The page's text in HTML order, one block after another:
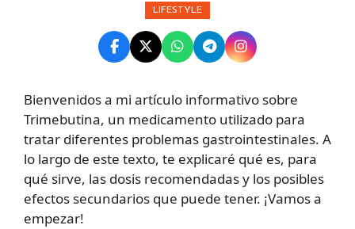
LIFESTYLE
Bienvenidos a mi artículo informativo sobre
Trimebutina, un medicamento utilizado para
tratar diferentes problemas gastrointestinales. A
lo largo de este texto, te explicaré qué es, para
qué sirve, las dosis recomendadas y los posibles
efectos secundarios que puede tener. ¡Vamos a
empezar!